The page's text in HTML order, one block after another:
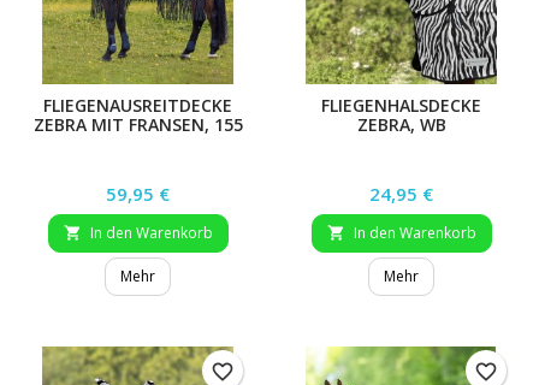
FLIEGENAUSREITDECKE
ZEBRA MIT FRANSEN, 155
Preis
59,95 €
 In den Warenkorb
Mehr
FLIEGENHALSDECKE
ZEBRA, WB
Preis
24,95 €
 In den Warenkorb
Mehr
favorite_border favorite_border